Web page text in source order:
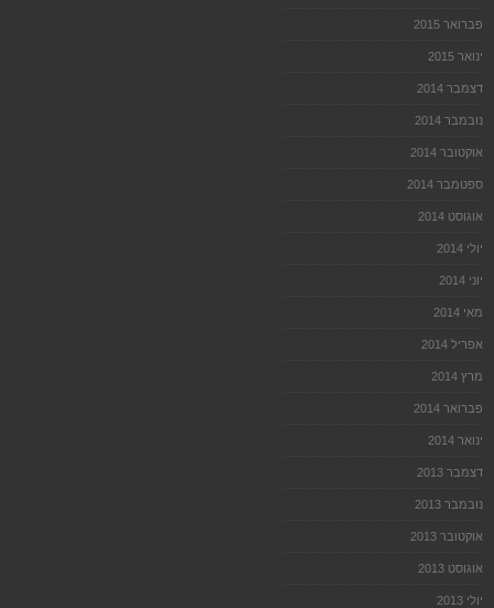
פברואר 2015
ינואר 2015
דצמבר 2014
נובמבר 2014
אוקטובר 2014
ספטמבר 2014
אוגוסט 2014
יולי 2014
יוני 2014
מאי 2014
אפריל 2014
מרץ 2014
פברואר 2014
ינואר 2014
דצמבר 2013
נובמבר 2013
אוקטובר 2013
אוגוסט 2013
יולי 2013